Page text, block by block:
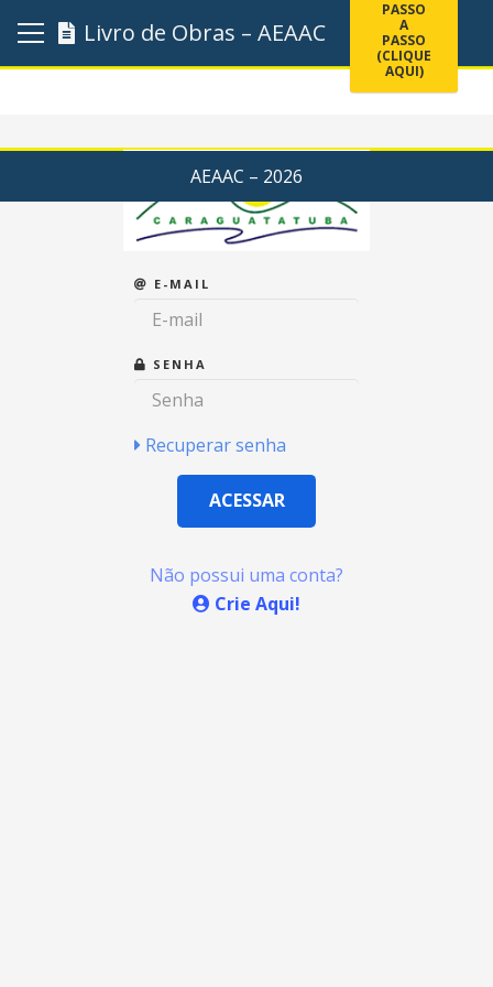
Livro de Obras – AEAAC
E-MAIL
SENHA
Recuperar senha
Não possui uma conta?
Crie Aqui!
AEAAC – 2026